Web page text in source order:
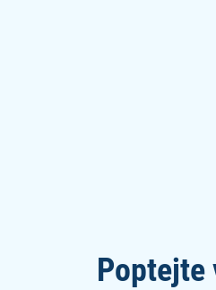
Poptejte